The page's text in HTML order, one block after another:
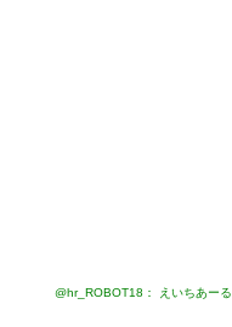
@hr_ROBOT18： えいちあーる